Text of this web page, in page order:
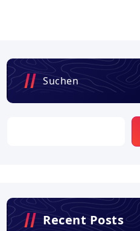
Suchen
Recent Posts